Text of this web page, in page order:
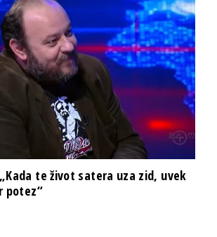
„Kada te život satera uza zid, uvek
potez“